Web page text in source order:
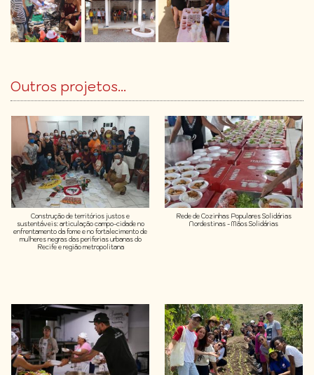
Outros projetos...
Construção de territórios justos e
sustentáveis: articulação campo-cidade no
enfrentamento da fome e no fortalecimento de
mulheres negras das periferias urbanas do
Recife e região metropolitana
Rede de Cozinhas Populares Solidárias
Nordestinas - Mãos Solidárias